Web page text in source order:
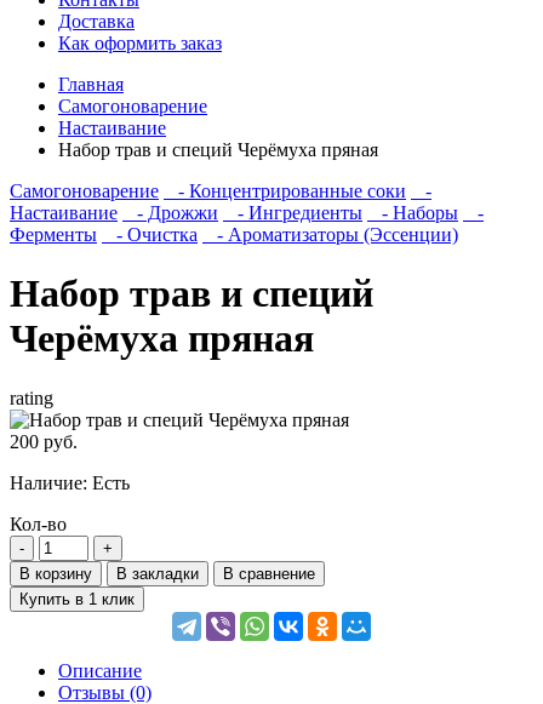
Доставка
Как оформить заказ
Главная
Самогоноварение
Настаивание
Набор трав и специй Черёмуха пряная
Самогоноварение
- Концентрированные соки
-
Настаивание
- Дрожжи - Ингредиенты - Наборы
-
Ферменты
- Очистка - Ароматизаторы (Эссенции)
Набор трав и специй
Черёмуха пряная
rating
200 руб.
Наличие: Есть
Кол-во
В корзину В закладки
В сравнение
Купить в 1 клик
Описание
Отзывы (0)